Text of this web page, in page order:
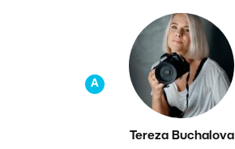
A
Tereza Buchalova